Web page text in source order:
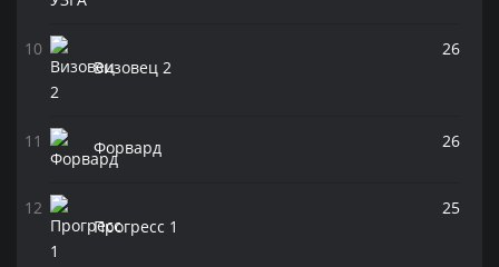
Визовец 2
26
Форвард 26
Прогресс 1
25